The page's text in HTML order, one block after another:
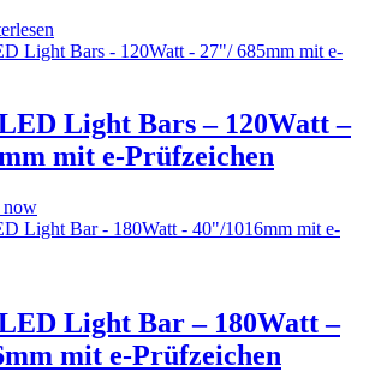
Light Bars – 120Watt –
mit e-Prüfzeichen
Light Bar – 180Watt –
mit e-Prüfzeichen